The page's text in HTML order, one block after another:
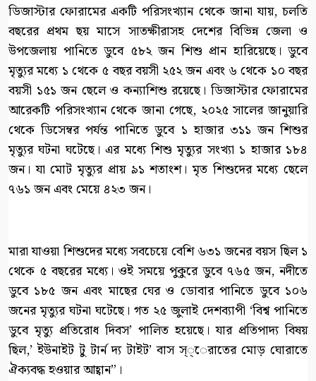
ডিজাস্টার ফোরামের একটি পরিসংখ্যান থেকে জানা যায়, চলতি
বছরের প্রথম ছয় মাসে সাতক্ষীরাসহ দেশের বিভিন্ন জেলা ও
উপজেলায় পানিতে ডুবে ৫৮২ জন শিশু প্রান হারিয়েছে। ডুবে
মৃত্যুর মধ্যে ১ থেকে ৫ বছর বয়সী ২৫২ জন এবং ৬ থেকে ১০ বছর
বয়সী ১৫১ জন ছেলে ও কন্যাশিশু রয়েছে। ডিজাস্টার ফোরামের
আরেকটি পরিসংখ্যান থেকে জানা গেছে, ২০২৫ সালের জানুয়ারি
থেকে ডিসেম্বর পর্যন্ত পানিতে ডুবে ১ হাজার ৩১১ জন শিশুর
মৃত্যুর ঘটনা ঘটেছে। এর মধ্যে শিশু মৃত্যুর সংখ্যা ১ হাজার ১৮৪
জন। যা মোট মৃত্যুর প্রায় ৯১ শতাংশ। মৃত শিশুদের মধ্যে ছেলে
৭৬১ জন এবং মেয়ে ৪২৩ জন।
মারা যাওয়া শিশুদের মধ্যে সবচেয়ে বেশি ৬৩১ জনের বয়স ছিল ১
থেকে ৫ বছরের মধ্যে। ওই সময়ে পুকুরে ডুবে ৭৬৫ জন, নদীতে
ডুবে ১৮৫ জন এবং মাছের ঘের ও ডোবার পানিতে ডুবে ১০৬
জনের মৃত্যুর ঘটনা ঘটেছে। গত ২৫ জুলাই দেশব্যাপী ‘বিশ্ব পানিতে
ডুবে মৃত্যু প্রতিরোধ দিবস’ পালিত হয়েছে। যার প্রতিপাদ্য বিষয়
ছিল,’ ইউনাইট টু টার্ন দ্য টাইট’ বাস স্্েরাতের মোড় ঘোরাতে
ঐক্যবদ্ধ হওয়ার আহ্বান”।